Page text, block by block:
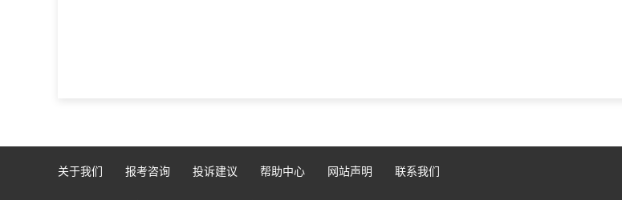
关于我们 报考咨询 投诉建议 帮助中心 网站声明 联系我们